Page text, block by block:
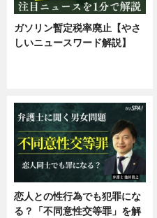
ガソリン暫定税率廃止【やさ
しいニュースワード解説】
恋人との性行為でも犯罪にな
る？「不同意性交等罪」を解